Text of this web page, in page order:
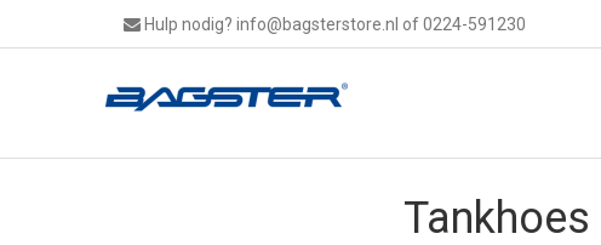
Hulp nodig? info@bagsterstore.nl of 0224-591230